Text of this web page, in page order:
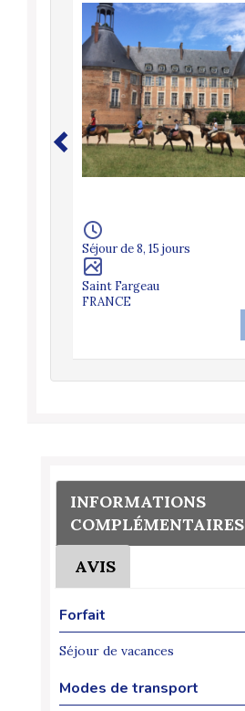
Séjour de 8, 15 jours
Saint Fargeau
FRANCE
INFORMATIONS
COMPLÉMENTAIRES
AVIS
Forfait
Séjour de vacances
Modes de transport